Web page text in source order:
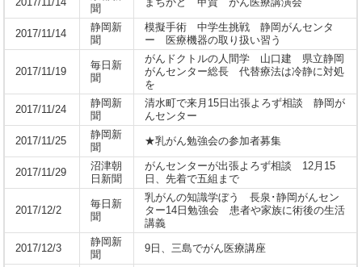
2017/11/14
聞
まちかど 甲賀 がん医療講演会
2017/11/14
静岡新
聞
模擬手術 中学生挑戦 静岡がんセンタ
ー 医療機器の取り扱い習う
2017/11/19
毎日新
聞
がんドクトルの人間学 山口建 県立静岡
がんセンター総長 代替療法は冷静に対処
を
2017/11/24
静岡新
聞
清水町で来月15日出張よろず相談 静岡が
んセンター
2017/11/25
静岡新
聞
★乳がん勉強会の参加者募集
2017/11/29
沼津朝
日新聞
がんセンターが出張よろず相談 12月15
日、先着で五組まで
2017/12/2
毎日新
聞
乳がんの知識学ぼう 長泉･静岡がんセン
ター14日勉強会 患者や家族に術後の生活
講義
2017/12/3
静岡新
聞
9日、三島でがん医療講座